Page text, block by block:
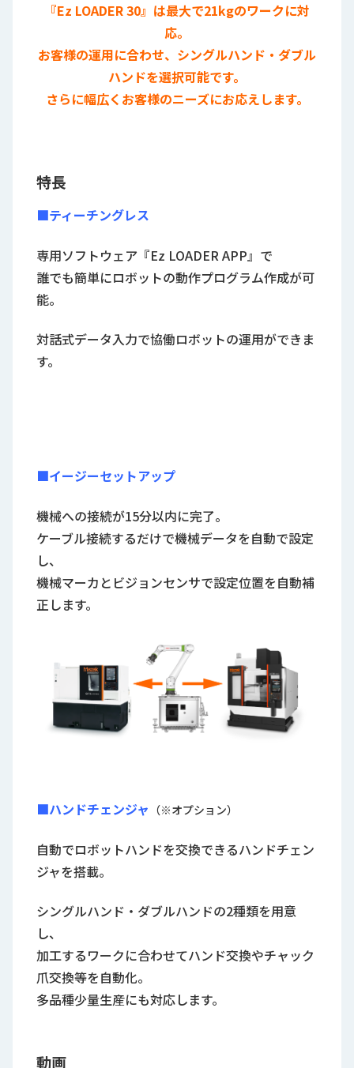
『Ez LOADER 30』は最大で21kgのワークに対
応。
お客様の運用に合わせ、シングルハンド・ダブル
ハンドを選択可能です。
さらに幅広くお客様のニーズにお応えします。
特長
■ティーチングレス
専用ソフトウェア『Ez LOADER APP』で
誰でも簡単にロボットの動作プログラム作成が可
能。
対話式データ入力で協働ロボットの運用ができま
す。
■イージーセットアップ
機械への接続が15分以内に完了。
ケーブル接続するだけで機械データを自動で設定
し、
機械マーカとビジョンセンサで設定位置を自動補
正します。
■ハンドチェンジャ （※オプション）
自動でロボットハンドを交換できるハンドチェン
ジャを搭載。
シングルハンド・ダブルハンドの2種類を用意
し、
加工するワークに合わせてハンド交換やチャック
爪交換等を自動化。
多品種少量生産にも対応します。
動画